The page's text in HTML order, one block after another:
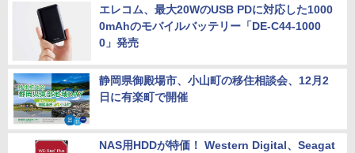
エレコム、最大20WのUSB PDに対応した1000
0mAhのモバイルバッテリー「DE-C44-1000
0」発売
静岡県御殿場市、小山町の移住相談会、12月2
日に有楽町で開催
NAS用HDDが特価！ Western Digital、Seagat